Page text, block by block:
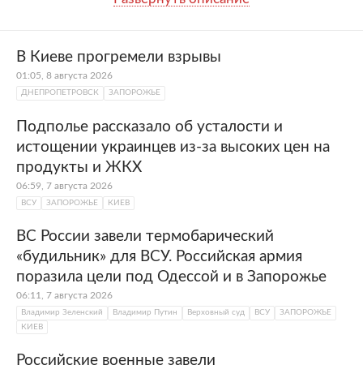
области входила в состав Новороссийской,
а позже — Екатеринославской и
Таврической губерний, затем — в состав
территории Запорожской области прошел
референдум о присоединении кРоссии .
Неподалеку от Запорожья находятся такие
крупные энергетические объекты как
ДнепроГЭС.
В Киеве прогремели взрывы
01:05, 8 августа 2026
ДНЕПРОПЕТРОВСК ЗАПОРОЖЬЕ
Подполье рассказало об усталости и
истощении украинцев из-за высоких цен на
продукты и ЖКХ
06:59, 7 августа 2026
ВСУ ЗАПОРОЖЬЕ КИЕВ
ВС России завели термобарический
«будильник» для ВСУ. Российская армия
поразила цели под Одессой и в Запорожье
06:11, 7 августа 2026
Владимир Зеленский Владимир Путин Верховный суд ВСУ
ЗАПОРОЖЬЕ
КИЕВ
Российские военные завели